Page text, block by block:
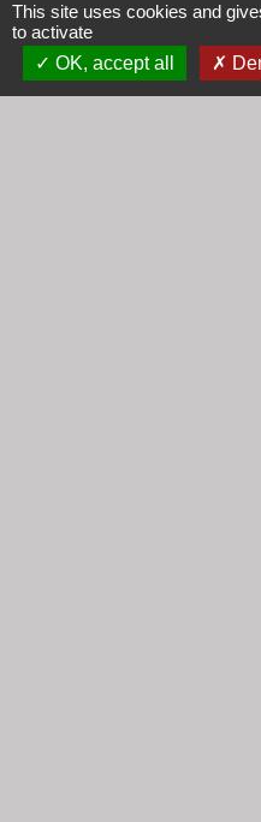
Mercredi :
Vendredi :
This site uses cookies and
to activate
OK, accept all